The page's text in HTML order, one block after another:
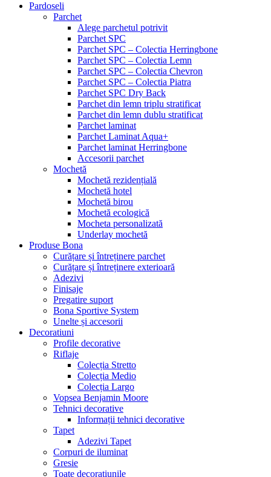
Pardoseli
Parchet
Alege parchetul potrivit
Parchet SPC
Parchet SPC – Colectia Herringbone
Parchet SPC – Colectia Lemn
Parchet SPC – Colectia Chevron
Parchet SPC – Colectia Piatra
Parchet SPC Dry Back
Parchet din lemn triplu stratificat
Parchet din lemn dublu stratificat
Parchet laminat
Parchet Laminat Aqua+
Parchet laminat Herringbone
Accesorii parchet
Mochetă
Mochetă rezidențială
Mochetă hotel
Mochetă birou
Mochetă ecologică
Mocheta personalizată
Underlay mochetă
Produse Bona
Curățare și întreținere parchet
Curățare și întreținere exterioară
Adezivi
Finisaje
Pregatire suport
Bona Sportive System
Unelte și accesorii
Decoratiuni
Profile decorative
Riflaje
Colecția Stretto
Colecția Medio
Colecția Largo
Vopsea Benjamin Moore
Tehnici decorative
Informații tehnici decorative
Tapet
Adezivi Tapet
Corpuri de iluminat
Gresie
Toate decorațiunile